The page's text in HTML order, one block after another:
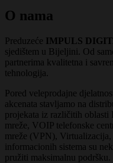
O nama
Preduzeće IMPULS
sjedištem u Bijeljini. Od
partnerima kvalitetna i
tehnologija.
Pored veleprodajne
akcenata stavljamo na
projekata iz različitih oblasti
mreže, VOIP telefonske
mreže (VPN),
informacionih sistema su
pružiti maksimalnu podršku.